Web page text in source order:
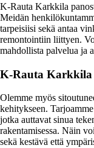
K-Rauta Karkkila
Meidän
tarpeisiisi sekä antaa
remontointiin liittyen.
mahdollista palvelua ja
K-Rauta Karkkila
Olemme myös
kehitykseen.
jotka auttavat sinua
rakentamisessa. Näin
sekä kestävä että